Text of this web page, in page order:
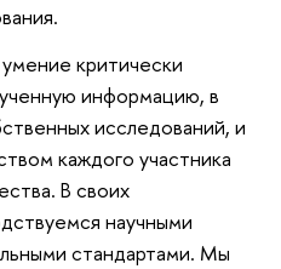
критически
информацию, в
исследований, и
каждого участника
В своих
научными
стандартами. Мы